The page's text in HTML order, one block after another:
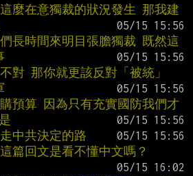
麼在意獨裁的狀況發生 那我建
長時間來明目張膽獨裁 既然這
對 那你就更該反對「被統」
預算 因為只有充實國防我們才
中共決定的路
篇回文是看不懂中文嗎？